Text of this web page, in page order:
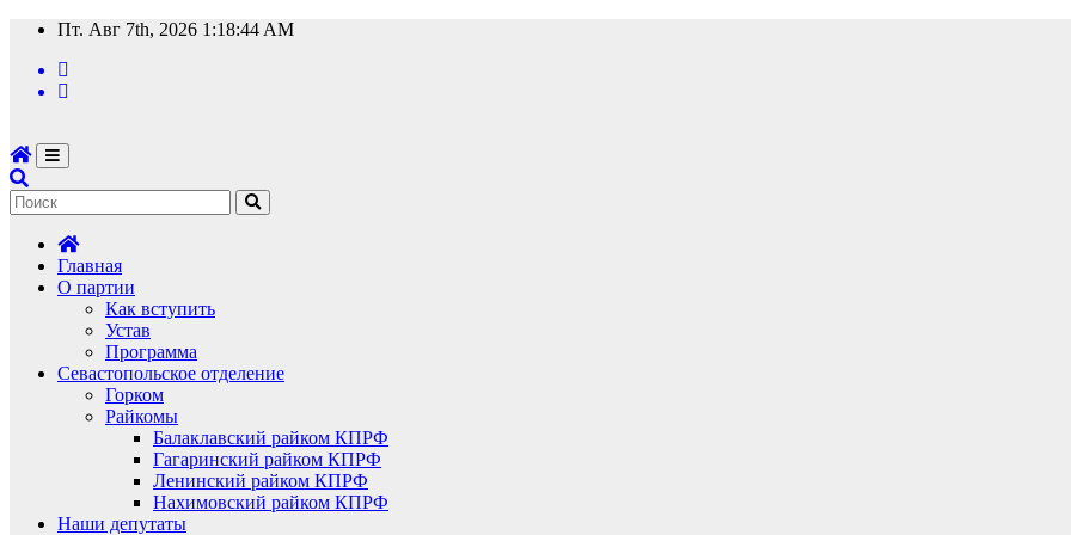
Перейти
содержимому
Пт. Авг 7th, 2026 1:18:46 AM
Главная
О партии
Как вступить
Устав
Программа
Севастопольское отделение
Горком
Райкомы
Балаклавский райком КПРФ
Гагаринский райком КПРФ
Ленинский райком КПРФ
Нахимовский райком КПРФ
Наши депутаты